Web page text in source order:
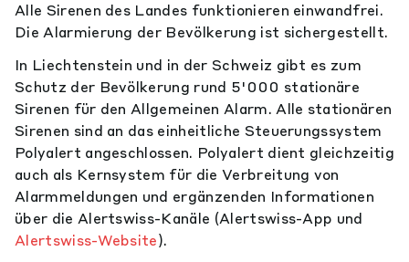
Alle Sirenen des Landes funktionieren einwandfrei.
Die Alarmierung der Bevölkerung ist sichergestellt.
In Liechtenstein und in der Schweiz gibt es zum
Schutz der Bevölkerung rund 5'000 statio­näre
Sirenen für den Allgemeinen Alarm. Alle stationären
Sirenen sind an das einheitliche Steuerungssystem
Polyalert angeschlossen. Polyalert dient gleichzeitig
auch als Kernsys­tem für die Verbreitung von
Alarmmeldungen und ergänzenden Informationen
über die Alertswiss-Kanäle (Alertswiss-App und
Alertswiss-Website).